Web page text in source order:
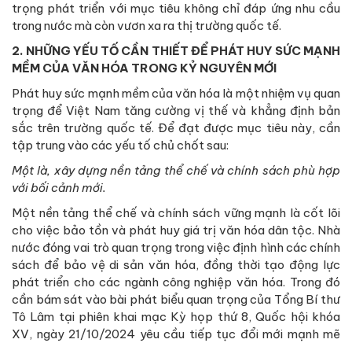
trọng phát triển với mục tiêu không chỉ đáp ứng nhu cầu
trong nước mà còn vươn xa ra thị trường quốc tế.
2. NHỮNG YẾU TỐ CẦN THIẾT ĐỂ PHÁT HUY SỨC MẠNH
MỀM CỦA VĂN HÓA TRONG KỶ NGUYÊN MỚI
Phát huy sức mạnh mềm của văn hóa là một nhiệm vụ quan
trọng để Việt Nam tăng cường vị thế và khẳng định bản
sắc trên trường quốc tế. Để đạt được mục tiêu này, cần
tập trung vào các yếu tố chủ chốt sau:
Một là, xây dựng nền tảng thể chế và chính sách phù hợp
với bối cảnh mới.
Một nền tảng thể chế và chính sách vững mạnh là cốt lõi
cho việc bảo tồn và phát huy giá trị văn hóa dân tộc. Nhà
nước đóng vai trò quan trọng trong việc định hình các chính
sách để bảo vệ di sản văn hóa, đồng thời tạo động lực
phát triển cho các ngành công nghiệp văn hóa. Trong đó
cần bám sát vào bài phát biểu quan trọng của Tổng Bí thư
Tô Lâm tại phiên khai mạc Kỳ họp thứ 8, Quốc hội khóa
XV, ngày 21/10/2024 yêu cầu tiếp tục đổi mới mạnh mẽ